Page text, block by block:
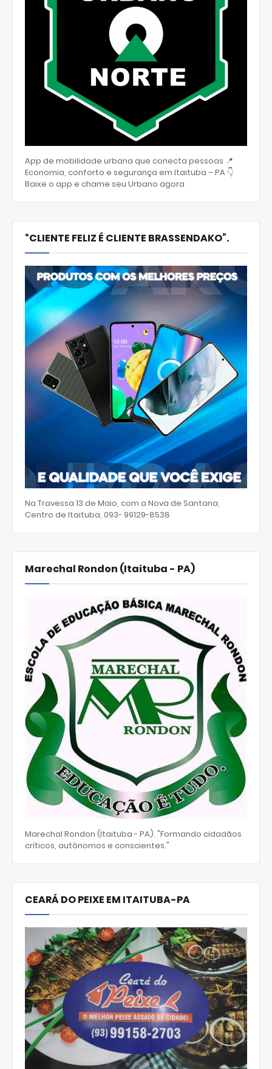
App de mobilidade urbana que conecta pessoas 📍
Economia, conforto e segurança em Itaituba – PA 👇
Baixe o app e chame seu Urbano agora
“CLIENTE FELIZ É CLIENTE BRASSENDAKO”.
Na Travessa 13 de Maio, com a Nova de Santana,
Centro de Itaituba, 093- 99129-8538
Marechal Rondon (Itaituba - PA)
Marechal Rondon (Itaituba - PA). "Formando cidadãos
críticos, autônomos e conscientes."
CEARÁ DO PEIXE EM ITAITUBA-PA